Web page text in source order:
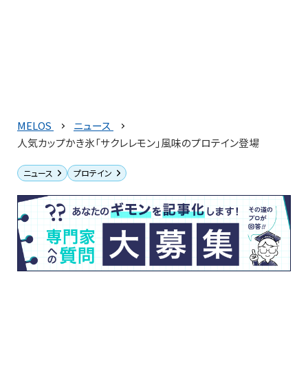
MELOS
ニュース
人気カップかき氷「サクレレモン」風味のプロテイン登場
ニュース プロテイン